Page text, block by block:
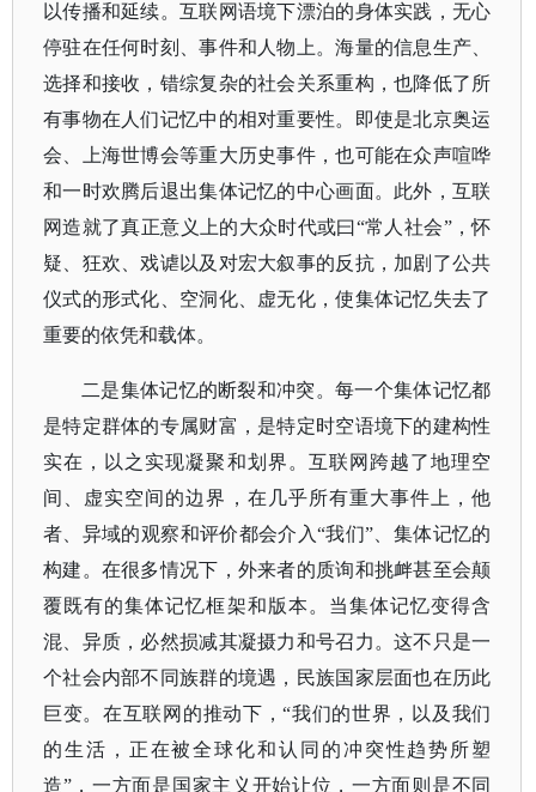
以传播和延续。 互联网语境下漂泊的身体实践，无心
停驻在任何时刻、事件和人物上。海量的信息生产、
选择和接收，错综复杂的社会关系重构，也降低了所
有事物在人们记忆中的相对重要性。
即使是北京奥运
会、上海世博会等重大历史事件，也可能在众声喧哗
和一时欢腾后退出集体记忆的中心画面。此外，互联
网造就了真正意义上的大众时代或曰“常人社会”，怀
疑、狂欢、戏谑以及对宏大叙事的反抗，加剧了公共
仪式的形式化、空洞化、虚无化，使集体记忆失去了
重要的依凭和载体。
二是集体记忆的断裂和冲突。每一个集体记忆都
是特定群体的专属财富，是特定时空语境下的建构性
实在，以之实现凝聚和划界。 互联网跨越了地理空
间、虚实空间的边界，在几乎所有重大事件上，他
者、异域的观察和评价都会介入“我们”、集体记忆的
构建。在很多情况下，外来者的质询和挑衅甚至会颠
覆既有的集体记忆框架和版本。当集体记忆变得含
混、异质，必然损减其凝摄力和号召力。这不只是一
个社会内部不同族群的境遇，民族国家层面也在历此
巨变。在互联网的推动下，“我们的世界，以及我们
的生活，正在被全球化和认同的冲突性趋势所塑
造”，一方面是国家主义开始让位，一方面则是不同